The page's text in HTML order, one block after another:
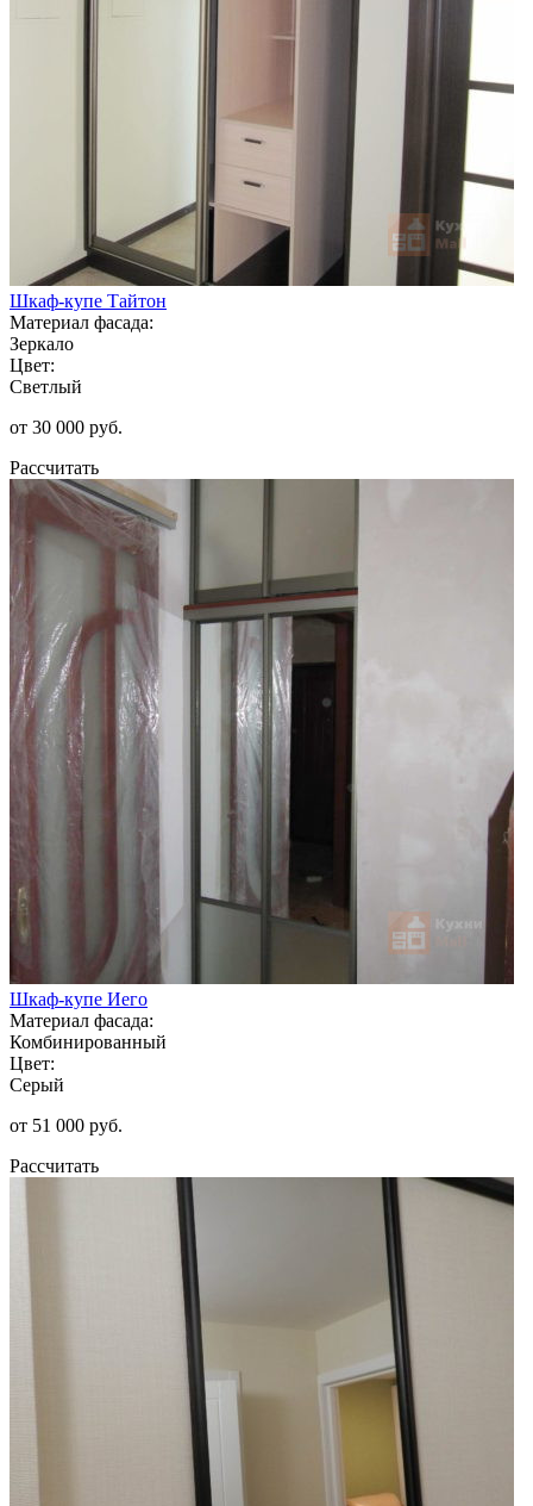
Шкаф-купе Тайтон
Материал фасада:
Зеркало
Цвет:
Светлый
от 30 000 руб.
Рассчитать
Шкаф-купе Иего
Материал фасада:
Комбинированный
Цвет:
Серый
от 51 000 руб.
Рассчитать